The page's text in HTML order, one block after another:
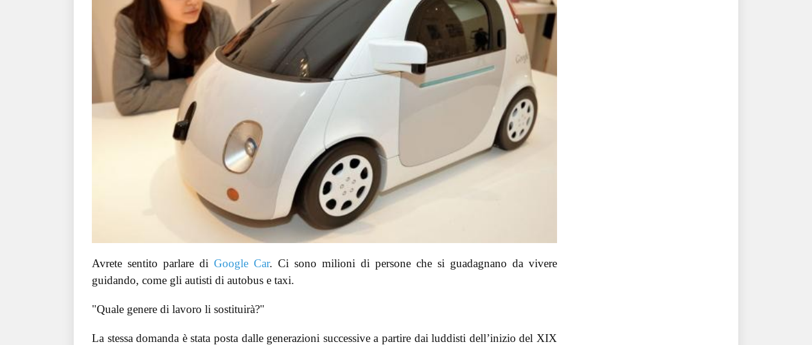
Avrete sentito parlare di Google Car. Ci sono milioni di persone che si guadagnano da vivere
guidando, come gli autisti di autobus e taxi.
"Quale genere di lavoro li sostituirà?"
La stessa domanda è stata posta dalle generazioni successive a partire dai luddisti dell’inizio del XIX